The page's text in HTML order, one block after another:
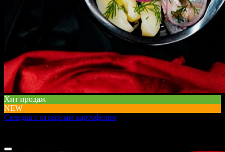
Хит продаж
NEW
Селедка с отварным картофелем